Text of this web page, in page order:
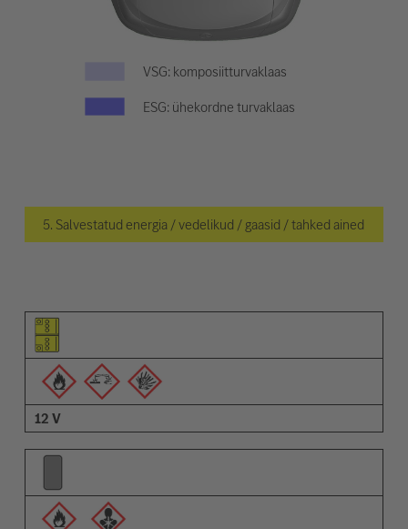
VSG: komposiitturvaklaas
ESG: ühekordne turvaklaas
5. Salvestatud energia / vedelikud / gaasid / tahked ained
Osa pilt
Hoiatuste pilt
Kirjeldus
12 V